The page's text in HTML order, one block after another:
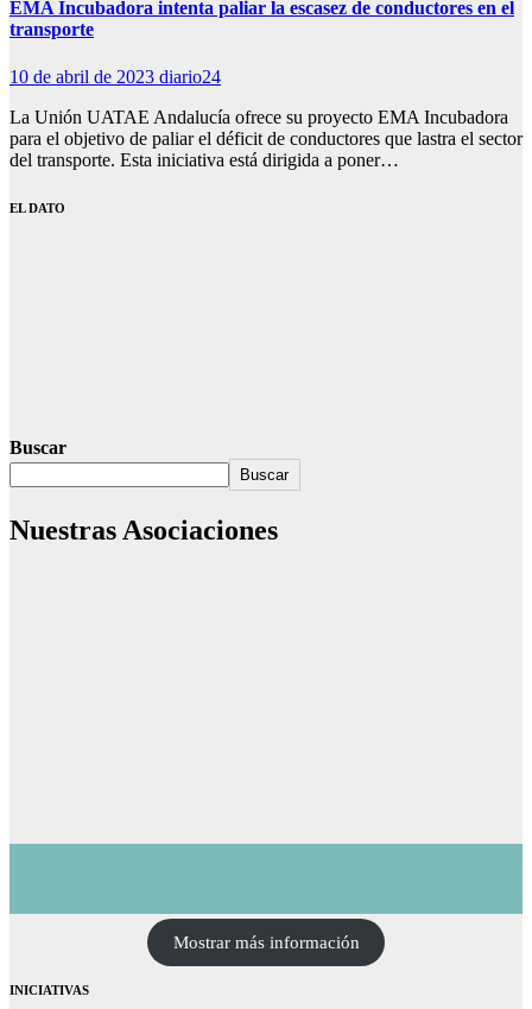
EMA Incubadora intenta paliar la escasez de conductores en el
transporte
10 de abril de 2023 diario24
La Unión UATAE Andalucía ofrece su proyecto EMA Incubadora
para el objetivo de paliar el déficit de conductores que lastra el sector
del transporte. Esta iniciativa está dirigida a poner…
EL DATO
Buscar
Buscar
Nuestras Asociaciones
Mostrar más información
INICIATIVAS